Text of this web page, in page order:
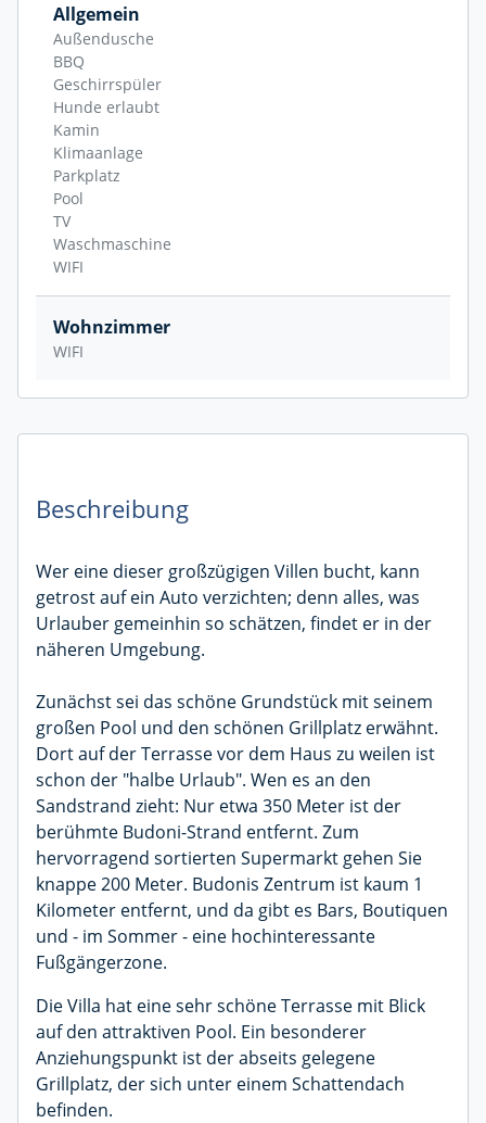
Allgemein
Außendusche
BBQ
Geschirrspüler
Hunde erlaubt
Kamin
Klimaanlage
Parkplatz
Pool
TV
Waschmaschine
WIFI
Wohnzimmer
WIFI
Beschreibung
Wer eine dieser großzügigen Villen bucht, kann
getrost auf ein Auto verzichten; denn alles, was
Urlauber gemeinhin so schätzen, findet er in der
näheren Umgebung.
Zunächst sei das schöne Grundstück mit seinem
großen Pool und den schönen Grillplatz erwähnt.
Dort auf der Terrasse vor dem Haus zu weilen ist
schon der "halbe Urlaub". Wen es an den
Sandstrand zieht: Nur etwa 350 Meter ist der
berühmte Budoni-Strand entfernt. Zum
hervorragend sortierten Supermarkt gehen Sie
knappe 200 Meter. Budonis Zentrum ist kaum 1
Kilometer entfernt, und da gibt es Bars, Boutiquen
und - im Sommer - eine hochinteressante
Fußgängerzone.
Die Villa hat eine sehr schöne Terrasse mit Blick
auf den attraktiven Pool. Ein besonderer
Anziehungspunkt ist der abseits gelegene
Grillplatz, der sich unter einem Schattendach
befinden.